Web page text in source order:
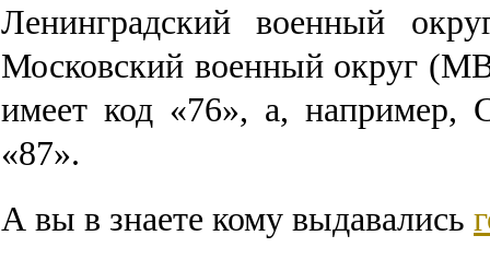
Ленинградский военный
Московский военный округ
имеет код «76», а,
«87».
А вы в знаете кому выдавались